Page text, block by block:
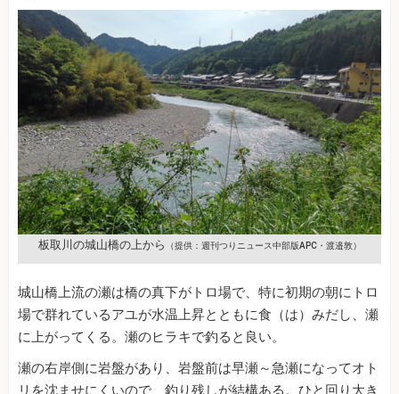
板取川の城山橋の上から （提供：週刊つりニュース中部版APC・渡邉敦）
城山橋上流の瀬は橋の真下がトロ場で、特に初期の朝にトロ
場で群れているアユが水温上昇とともに食（は）みだし、瀬
に上がってくる。瀬のヒラキで釣ると良い。
瀬の右岸側に岩盤があり、岩盤前は早瀬～急瀬になってオト
リを沈ませにくいので、釣り残しが結構ある。ひと回り大き